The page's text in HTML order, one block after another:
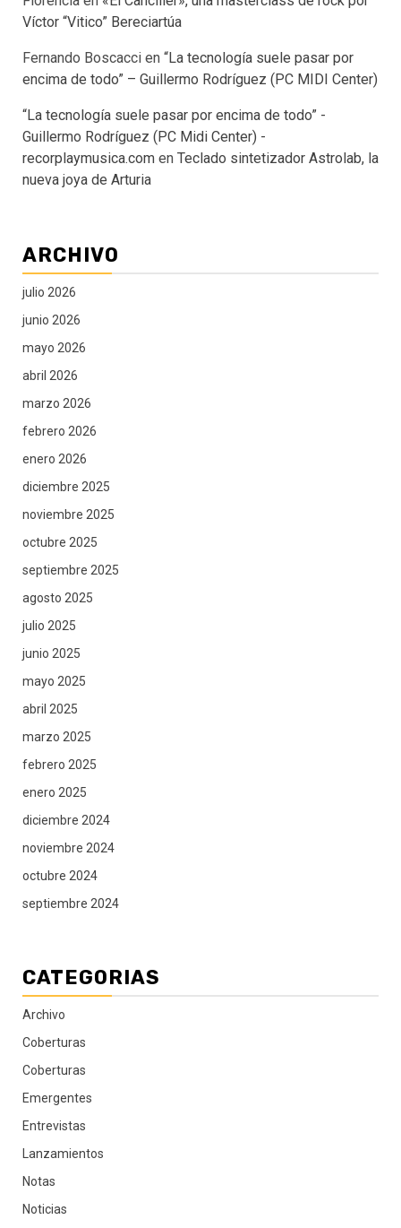
Víctor “Vitico” Bereciartúa
Fernando Boscacci en “La tecnología suele pasar por
encima de todo” – Guillermo Rodríguez (PC MIDI Center)
“La tecnología suele pasar por encima de todo” -
Guillermo Rodríguez (PC Midi Center) -
recorplaymusica.com en Teclado sintetizador Astrolab, la
nueva joya de Arturia
ARCHIVO
julio 2026
junio 2026
mayo 2026
abril 2026
marzo 2026
febrero 2026
enero 2026
diciembre 2025
noviembre 2025
octubre 2025
septiembre 2025
agosto 2025
julio 2025
junio 2025
mayo 2025
abril 2025
marzo 2025
febrero 2025
enero 2025
diciembre 2024
noviembre 2024
octubre 2024
septiembre 2024
CATEGORIAS
Archivo
Coberturas
Coberturas
Emergentes
Entrevistas
Lanzamientos
Notas
Noticias